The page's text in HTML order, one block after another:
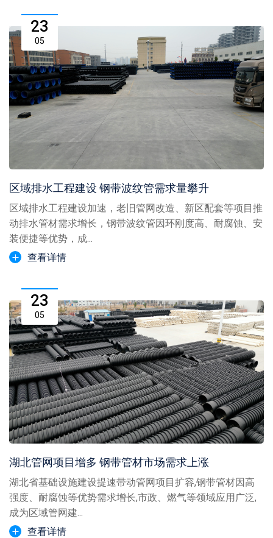
23
05
区域排水工程建设 钢带波纹管需求量攀升
区域排水工程建设加速，老旧管网改造、新区配套等项目推
动排水管材需求增长，钢带波纹管因环刚度高、耐腐蚀、安
装便捷等优势，成...
查看详情
23
05
湖北管网项目增多 钢带管材市场需求上涨
湖北省基础设施建设提速带动管网项目扩容,钢带管材因高
强度、耐腐蚀等优势需求增长,市政、燃气等领域应用广泛,
成为区域管网建...
查看详情